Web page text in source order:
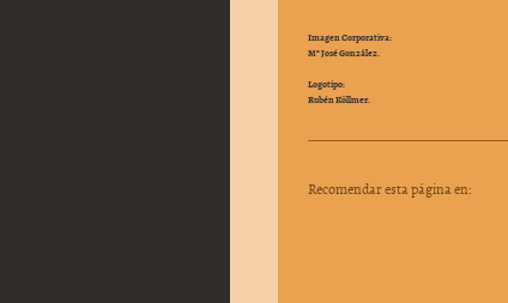
Imagen Corporativa:
Mª José González.
Logotipo:
Rubén Köllmer.
Recomendar esta página en: